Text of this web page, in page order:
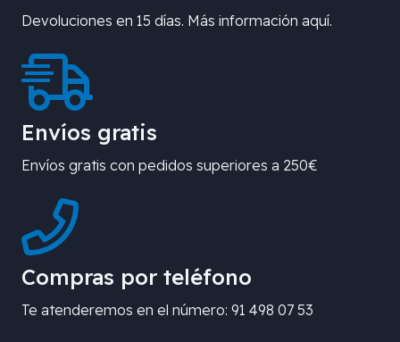
Devoluciones en 15 días. Más información aquí.
Envíos gratis
Envíos gratis con pedidos superiores a 250€
Compras por teléfono
Te atenderemos en el número: 91 498 07 53